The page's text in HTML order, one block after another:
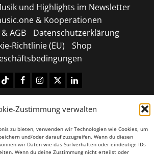
Zustimmung verwalten
zu bieten, verwenden wir Technologien wie Cookies, um
und/oder darauf zuzugreifen. Wenn du diesen
wir Daten wie das Surfverhalten oder eindeutige IDs
Wenn du deine Zustimmung nicht erteilst oder
und Highlights im Newsletter
& Kooperationen
AGB
Datenschutzerklärung
Richtlinie (EU)
Shop
TiktokFacebook
Instagram
X LinkedIN
All rights reserved.|MoreNews
by